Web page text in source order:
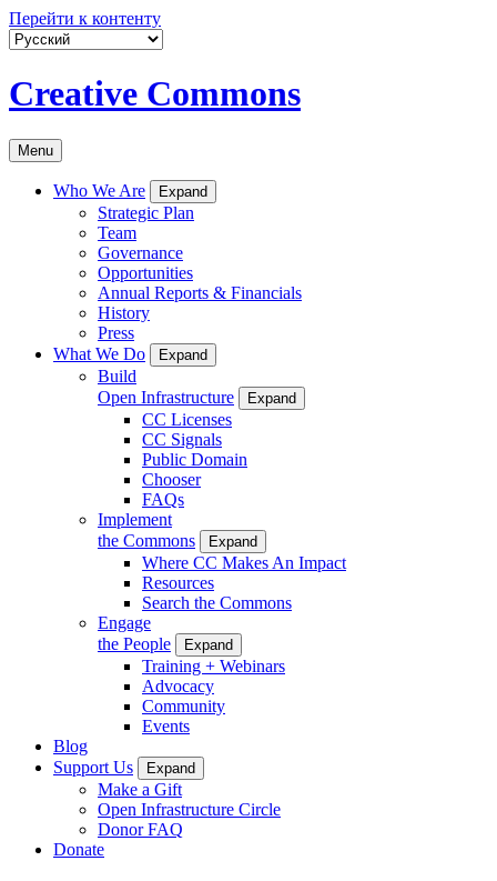
Перейти к контенту
Creative Commons
Menu
Who We Are Expand
Strategic Plan
Team
Governance
Opportunities
Annual Reports & Financials
History
Press
What We Do
Expand
Build
Open Infrastructure
Expand
CC Licenses
CC Signals
Public Domain
Chooser
FAQs
Implement
the Commons
Expand
Where CC Makes An Impact
Resources
Search the Commons
Engage
the People
Expand
Training + Webinars
Advocacy
Community
Events
Blog
Support Us
Expand
Make a Gift
Open Infrastructure Circle
Donor FAQ
Donate